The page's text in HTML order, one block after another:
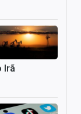
Irã